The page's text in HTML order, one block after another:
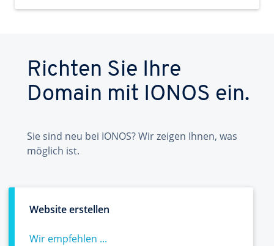
Richten Sie Ihre
Domain mit IONOS ein.
Sie sind neu bei IONOS? Wir zeigen Ihnen, was
möglich ist.
Website erstellen
Wir empfehlen ...